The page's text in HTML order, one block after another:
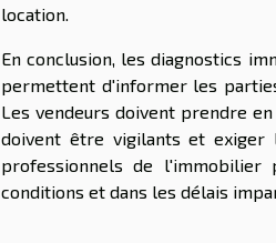
location.
En conclusion, les diagnostics
permettent d'informer les
Les vendeurs doivent prendre
doivent être vigilants et exiger
professionnels de
conditions et dans les délais